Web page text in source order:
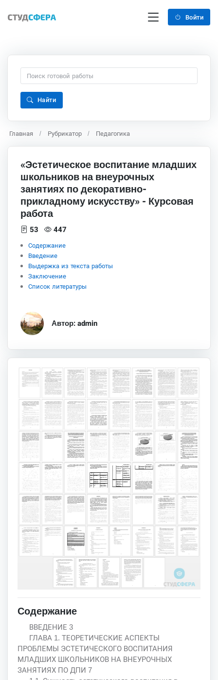
Войти
Найти
Главная Рубрикатор Педагогика
«Эстетическое воспитание младших
школьников на внеурочных
занятиях по декоративно-
прикладному искусству» - Курсовая
работа
53 447
Содержание
Введение
Выдержка из текста работы
Заключение
Список литературы
Автор: admin
Содержание
ВВЕДЕНИЕ 3
ГЛАВА 1. ТЕОРЕТИЧЕСКИЕ АСПЕКТЫ
ПРОБЛЕМЫ ЭСТЕТИЧЕСКОГО ВОСПИТАНИЯ
МЛАДШИХ ШКОЛЬНИКОВ НА ВНЕУРОЧНЫХ
ЗАНЯТИЯХ ПО ДПИ 7